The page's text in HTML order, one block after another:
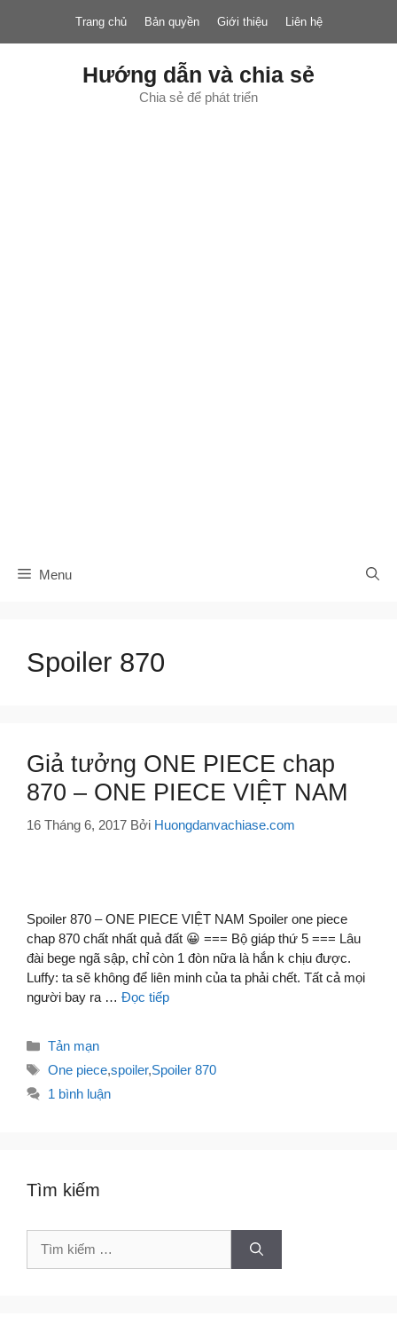
nội
Trang chủ Bản quyền Giới thiệu Liên hệ
Hướng dẫn và chia sẻ
Chia sẻ để phát triển
Menu
Spoiler 870
Giả tưởng ONE PIECE chap
870 – ONE PIECE VIỆT NAM
16 Tháng 6, 2017 Bởi Huongdanvachiase.com
Spoiler 870 – ONE PIECE VIỆT NAM Spoiler one piece
chap 870 chất nhất quả đất 😀 === Bộ giáp thứ 5 === Lâu
đài bege ngã sập, chỉ còn 1 đòn nữa là hắn k chịu được.
Luffy: ta sẽ không để liên minh của ta phải chết. Tất cả mọi
người bay ra … Đọc tiếp
Danh
mục
Tản mạn
Thẻ
One piece,spoiler,Spoiler 870
1 bình luận
Tìm kiếm
Tìm